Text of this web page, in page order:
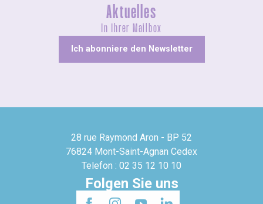
Aktuelles
In Ihrer Mailbox
Ich abonniere den Newsletter
28 rue Raymond Aron - BP 52
76824 Mont-Saint-Agnan Cedex
Telefon : 02 35 12 10 10
Folgen Sie uns